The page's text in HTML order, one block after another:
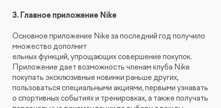
3. Главное приложение Nike
Основное приложение Nike за последний год получило
множество дополнит
ельных функций, упрощающих совершение покупок.
Приложение дает возможность членам клуба Nike
покупать эксклюзивные новинки раньше других,
пользоваться специальными акциями, первыми узнавать
о спортивных событиях и тренировках, а также получать